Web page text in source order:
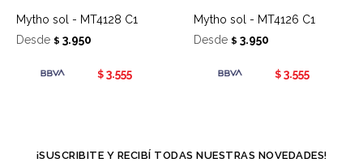
Mytho sol - MT4128 C1
Desde $ 3.950
$ 3.555
Mytho sol - MT4126 C1
Desde $ 3.950
$ 3.555
¡SUSCRIBITE Y RECIBÍ TODAS NUESTRAS NOVEDADES!